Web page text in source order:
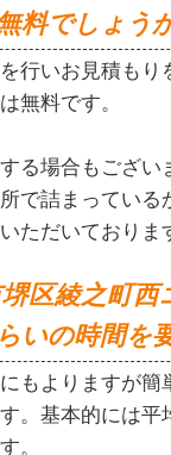
料でしょう
行いお見積もり
無料です。
る場合もござい
で詰まっている
ただいておりま
区綾之町西
いの時間を
もよりますが簡
。基本的には平
。